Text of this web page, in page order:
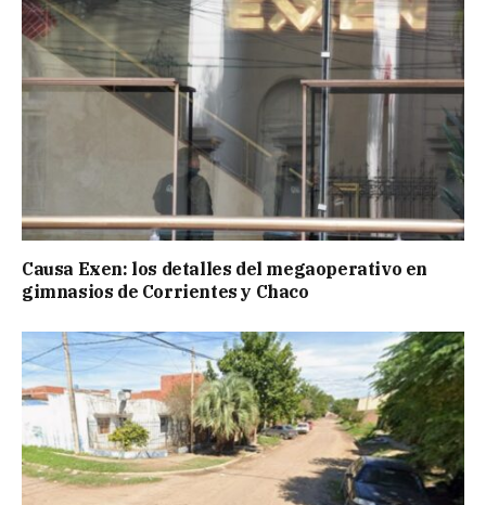
Causa Exen: los detalles del megaoperativo en
gimnasios de Corrientes y Chaco